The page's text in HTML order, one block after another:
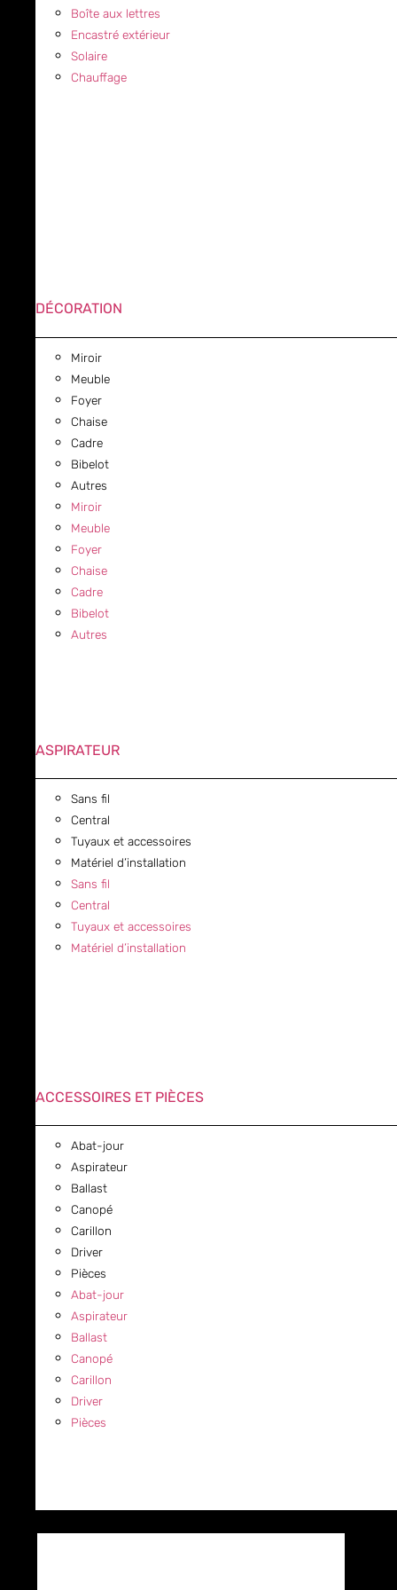
Boîte aux lettres
Encastré extérieur
Solaire
Chauffage
DÉCORATION
Miroir
Meuble
Foyer
Chaise
Cadre
Bibelot
Autres
Miroir
Meuble
Foyer
Chaise
Cadre
Bibelot
Autres
ASPIRATEUR
Sans fil
Central
Tuyaux et accessoires
Matériel d’installation
Sans fil
Central
Tuyaux et accessoires
Matériel d’installation
ACCESSOIRES ET PIÈCES
Abat-jour
Aspirateur
Ballast
Canopé
Carillon
Driver
Pièces
Abat-jour
Aspirateur
Ballast
Canopé
Carillon
Driver
Pièces